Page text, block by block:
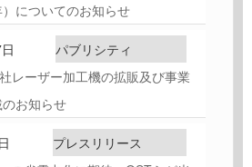
についてのお知らせ
パブリシティ
レーザー加工機の拡販及び事業
お知らせ
プレスリリース